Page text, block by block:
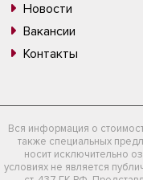
Новости
Вакансии
Контакты
Вся информация о
также специальных
носит исключительно
условиях не является